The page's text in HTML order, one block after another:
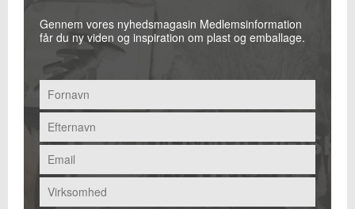
Gennem vores nyhedsmagasin Medlemsinformation
får du ny viden og inspiration om plast og emballage.